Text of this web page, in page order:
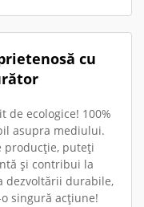
cu
de ecologice! 100%
asupra mediului.
producție, puteți
și contribui la
dezvoltării durabile,
singură acțiune!